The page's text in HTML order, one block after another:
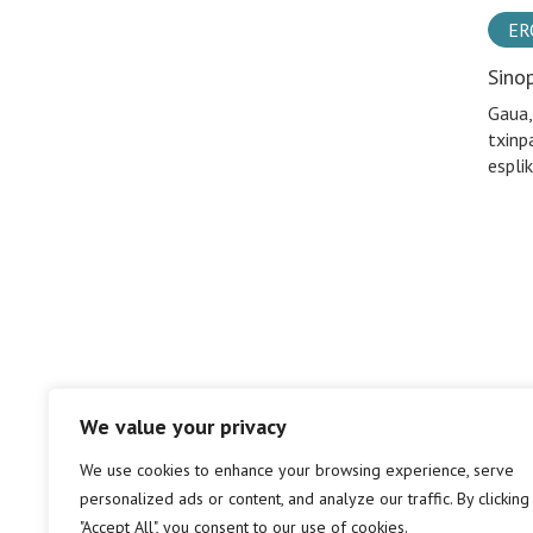
We value your privacy
We use cookies to enhance your browsing experience, serve
personalized ads or content, and analyze our traffic. By clicking
"Accept All", you consent to our use of cookies.